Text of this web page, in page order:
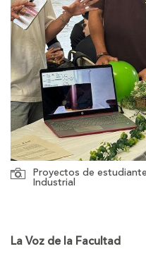
Proyectos de
Industrial
La Voz de la Facultad